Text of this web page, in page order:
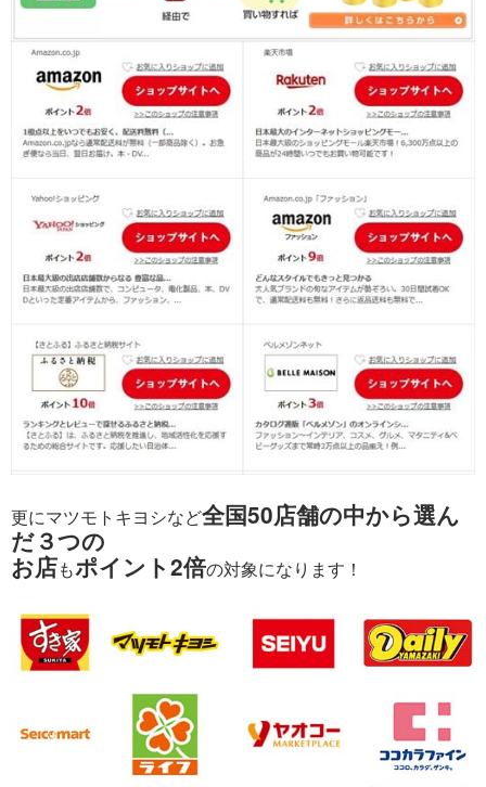
更にマツモトキヨシなど全国50店舗の中から選ん
だ３つの
お店もポイント2倍の対象になります！